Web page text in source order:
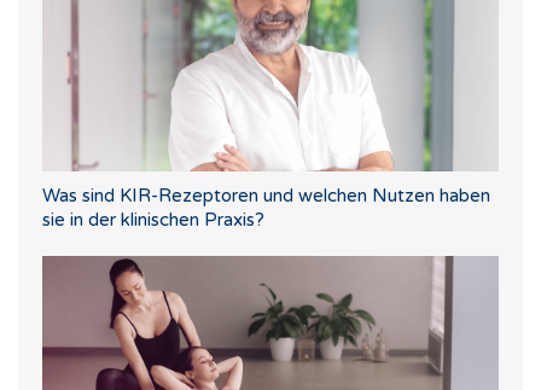
Was sind KIR-Rezeptoren und welchen Nutzen haben
sie in der klinischen Praxis?